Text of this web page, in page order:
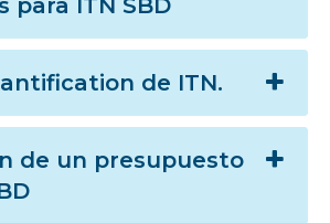
para ITN SBD
de ITN.
de un presupuesto